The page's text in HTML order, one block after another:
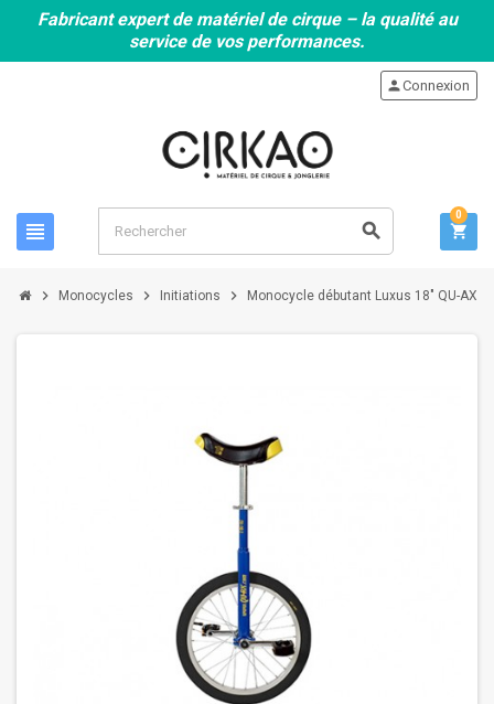
Fabricant expert de matériel de cirque – la qualité au
service de vos performances.
view_headline search
personConnexion
shopping_cart
0
chevron_right Monocycles chevron_right Initiations chevron_right Monocycle débutant Luxus 18" QU-AX